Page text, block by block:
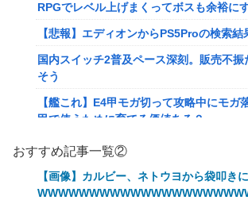
RPGでレベル上げまくってボスも余裕に
【悲報】エディオンからPS5Proの検索結
国内スイッチ2普及ペース深刻。販売不
そう
【艦これ】E4甲モガ切って攻略中にモガ
甲で使うために育てる価値ある？
RPGでレベル上げまくってボスも余裕に
【艦これ】でもイベントのたびに思うん
てクソだわ！
おすすめ記事一覧②
【画像】カルビー、ネトウヨから袋叩き